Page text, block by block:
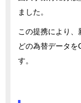
ました。
この提携により
どの為替データを
す。